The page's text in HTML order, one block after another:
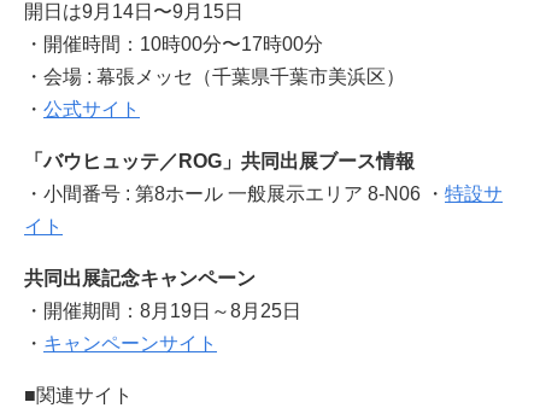
開日は9月14日〜9月15日
・開催時間：10時00分〜17時00分
・会場 : 幕張メッセ（千葉県千葉市美浜区）
・ 公式サイト
「バウヒュッテ／ROG」共同出展ブース情報
・小間番号 : 第8ホール 一般展示エリア 8-N06 ・ 特設サ
イト
共同出展記念キャンペーン
・開催期間：8月19日～8月25日
・ キャンペーンサイト
■関連サイト